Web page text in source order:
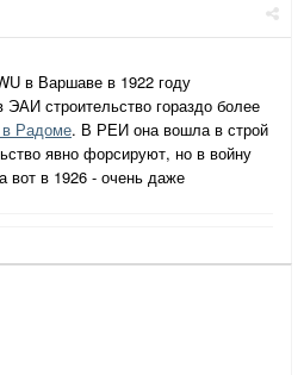
в Варшаве в 1922 году
строительство гораздо более
Радоме. В РЕИ она вошла в строй
явно форсируют, но в войну
вот в 1926 - очень даже